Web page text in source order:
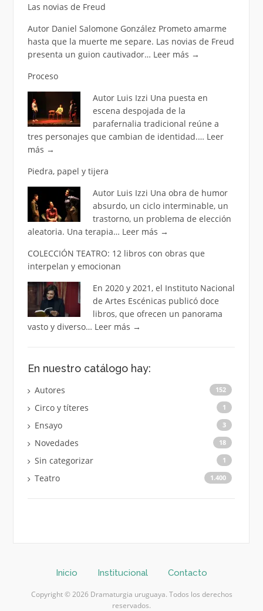
Las novias de Freud
Autor Daniel Salomone González Prometo amarme
hasta que la muerte me separe. Las novias de Freud
presenta un guion cautivador… Leer más →
Proceso
Autor Luis Izzi Una puesta en
escena despojada de la
parafernalia tradicional reúne a
tres personajes que cambian de identidad.… Leer
más →
Piedra, papel y tijera
Autor Luis Izzi Una obra de humor
absurdo, un ciclo interminable, un
trastorno, un problema de elección
aleatoria. Una terapia… Leer más →
COLECCIÓN TEATRO: 12 libros con obras que
interpelan y emocionan
En 2020 y 2021, el Instituto Nacional
de Artes Escénicas publicó doce
libros, que ofrecen un panorama
vasto y diverso… Leer más →
En nuestro catálogo hay:
Autores 152
Circo y títeres 1
Ensayo 3
Novedades 18
Sin categorizar 1
Teatro 1.400
Inicio Institucional Contacto
Copyright © 2026 Dramaturgia uruguaya. Todos los derechos
reservados.